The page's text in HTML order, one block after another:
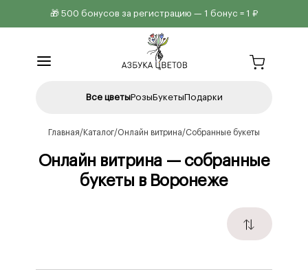
🎁 500 бонусов за регистрацию — 1 бонус = 1 ₽
Все цветыРозыБукетыПодарки
Главная Каталог Онлайн витрина Собранные букеты
Онлайн витрина — собранные
букеты в Воронеже